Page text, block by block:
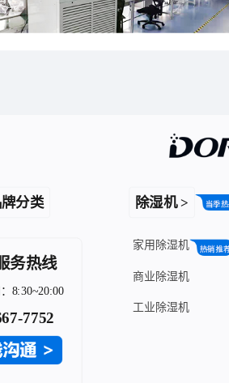
分类 除湿机 >
务热线
8:30~20:00
7752
家用除湿机
商业除湿机
工业除湿机